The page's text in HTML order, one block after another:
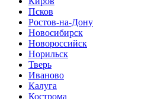
Псков
Ростов-на-Дону
Новосибирск
Новороссийск
Норильск
Тверь
Иваново
Калуга
Кострома